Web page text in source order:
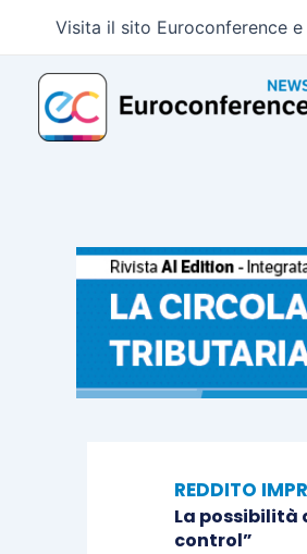
contenuto
Visita il sito Euroconference
REDDITO
La possibilità
control”